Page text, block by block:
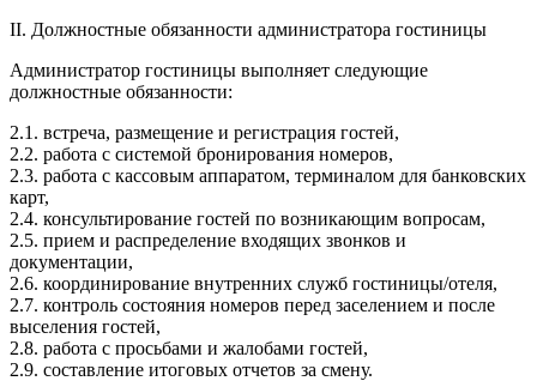
II. Должностные обязанности администратора гостиницы
Администратор гостиницы выполняет следующие
должностные обязанности:
2.1. встреча, размещение и регистрация гостей,
2.2. работа с системой бронирования номеров,
2.3. работа с кассовым аппаратом, терминалом для банковских
карт,
2.4. консультирование гостей по возникающим вопросам,
2.5. прием и распределение входящих звонков и
документации,
2.6. координирование внутренних служб гостиницы/отеля,
2.7. контроль состояния номеров перед заселением и после
выселения гостей,
2.8. работа с просьбами и жалобами гостей,
2.9. составление итоговых отчетов за смену.